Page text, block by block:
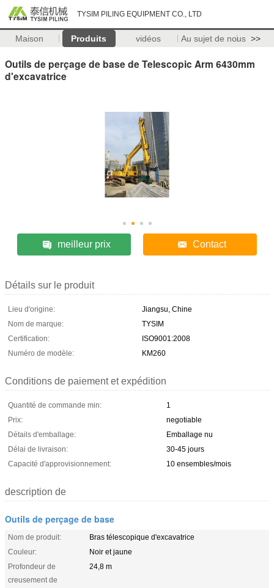
TYSIM PILING EQUIPMENT CO., LTD
Maison Produits vidéos Au sujet de nous >>
Outils de perçage de base de Telescopic Arm 6430mm
d'excavatrice
meilleur prix Contact
Détails sur le produit
Lieu d'origine:
Jiangsu, Chine
Nom de marque:
TYSIM
Certification:
ISO9001:2008
Numéro de modèle:
KM260
Conditions de paiement et expédition
Quantité de commande min:
1
Prix:
negotiable
Détails d'emballage:
Emballage nu
Délai de livraison:
30-45 jours
Capacité d'approvisionnement:
10 ensembles/mois
description de
Outils de perçage de base
Nom de produit:
Bras télescopique d'excavatrice
Couleur:
Noir et jaune
Profondeur de
creusement de
24,8 m